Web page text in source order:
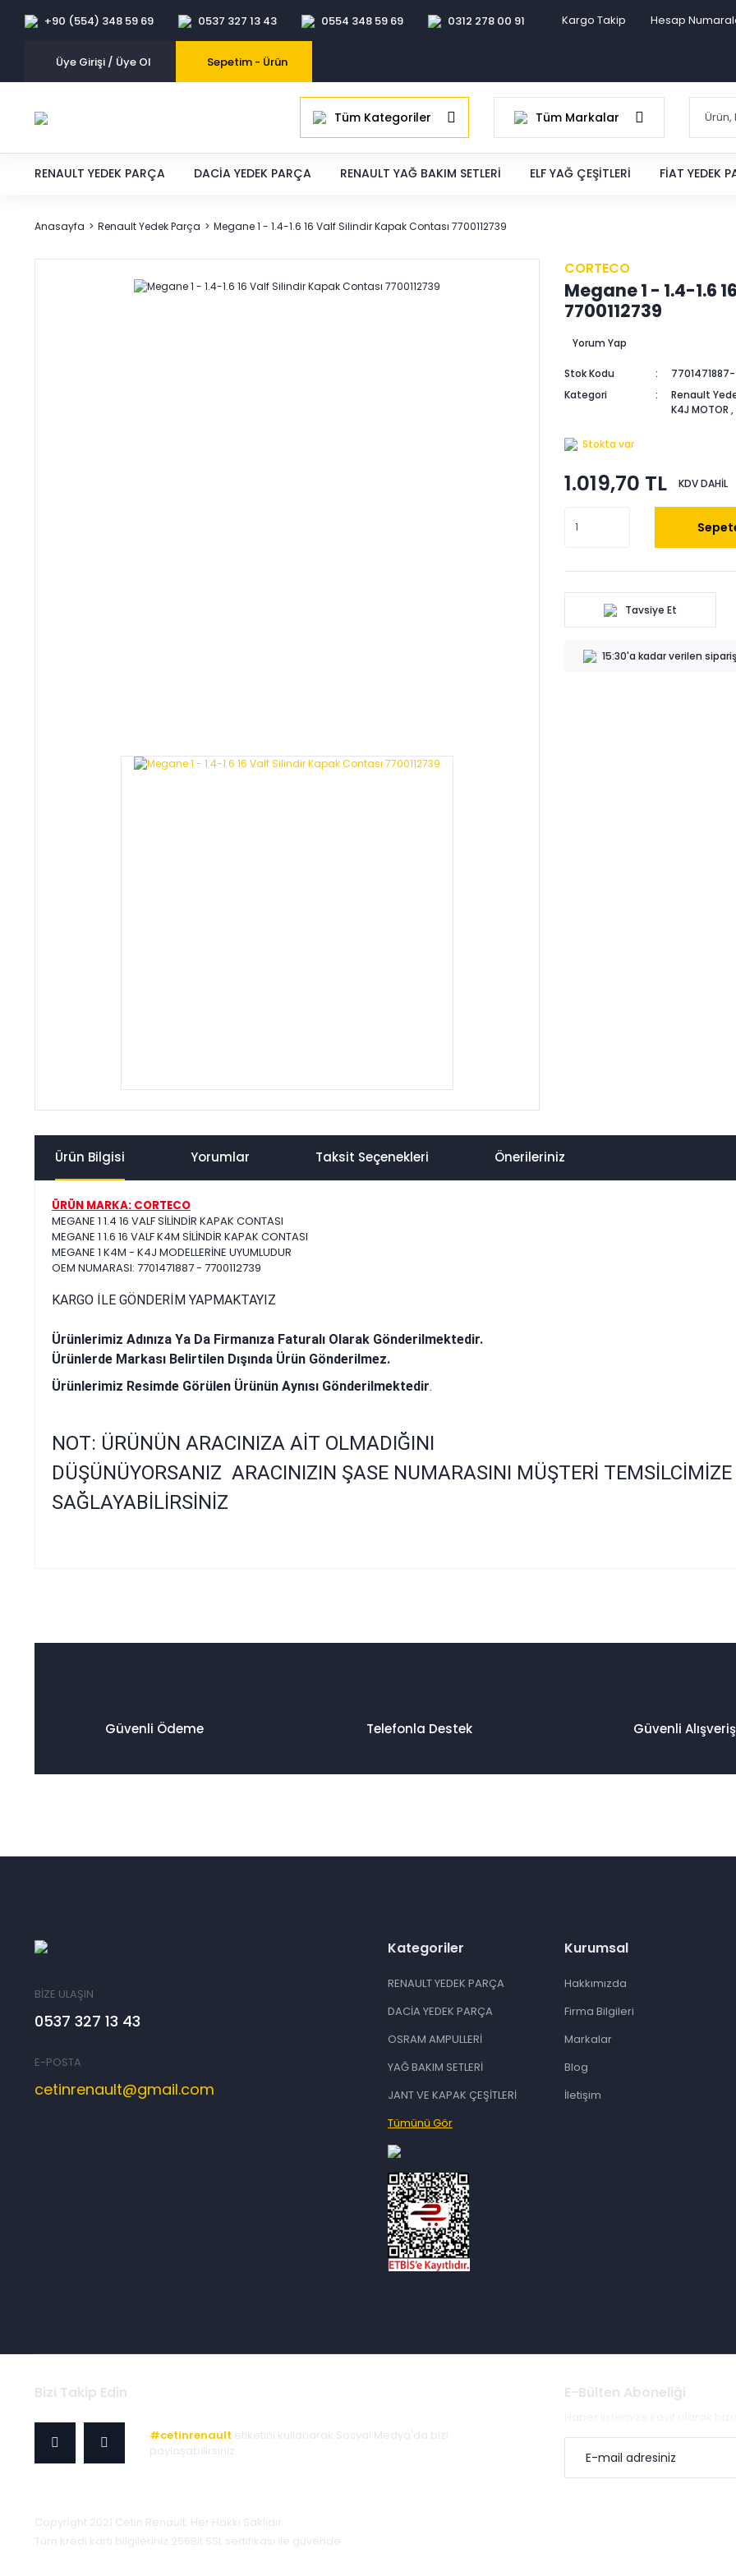
+90 (554) 348 59 69 0537 327 13 43 0554 348 59 69 0312 278 00 91 Kargo Takip Hesap
Üye Girişi / Üye Ol Sepetim - Ürün
Tüm Kategoriler Tüm Markalar
RENAULT YEDEK PARÇA DACIA YEDEK PARÇA RENAULT YAĞ BAKIM SETLERI ELF YAĞ ÇEŞITLERI FIAT YEDEK
Anasayfa Renault Yedek Parça Megane 1 - 1.4-1.6 16 Valf Silindir Kapak Contası 7700112739
CORTECO
Megane 1 - 1.4-1.6
7700112739
Yorum Yap
Stok Kodu
Kategori
Renault
K4J MOTOR ,
Stokta var
1.019,70 TL KDV DAHİL
Tavsiye Et
15:30'a kadar verilen
Ürün Bilgisi Yorumlar Taksit Seçenekleri Önerileriniz
ÜRÜN MARKA: CORTECO
MEGANE 1 1.4 16 VALF SİLİNDİR KAPAK CONTASI
MEGANE 1 1.6 16 VALF K4M SİLİNDİR KAPAK CONTASI
MEGANE 1 K4M - K4J MODELLERİNE UYUMLUDUR
OEM NUMARASI: 7701471887 - 7700112739
KARGO İLE GÖNDERİM YAPMAKTAYIZ
Ürünlerimiz Adınıza Ya Da Firmanıza Faturalı Olarak Gönderilmektedir.
Ürünlerde Markası Belirtilen Dışında Ürün Gönderilmez.
Ürünlerimiz Resimde Görülen Ürünün Aynısı Gönderilmektedir.
NOT: ÜRÜNÜN ARACINIZA AİT OLMADIĞINI
DÜŞÜNÜYORSANIZ ARACINIZIN ŞASE NUMARASINI MÜŞTERİ
SAĞLAYABİLİRSİNİZ
Ürün fiyatı diğer sitelerden daha pahalı.
Güvenli Ödeme Telefonla Destek Güvenli Alışveriş
BİZE ULAŞIN
0537 327 13 43
E-POSTA
cetinrenault@gmail.com
Kategoriler
RENAULT YEDEK PARÇA
DACİA YEDEK PARÇA
OSRAM AMPULLERİ
YAĞ BAKIM SETLERİ
JANT VE KAPAK ÇEŞİTLERİ
Tümünü Gör
Kurumsal
Hakkımızda
Firma Bilgileri
Markalar
Blog
İletişim
Bizi Takip Edin
#cetinrenault etiketini kullanarak Sosyal Medya'da bizi
paylaşabilirsiniz.
E-Bülten Aboneliği
Copyright 2021 Cetin Renault. Her Hakkı Saklıdır.
Tüm kredi kartı bilgileriniz 256Bit SSL sertifikası ile güvende.